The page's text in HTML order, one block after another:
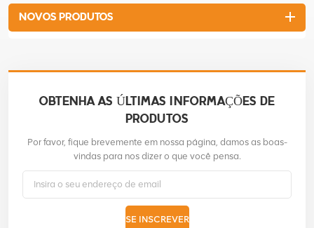
NOVOS PRODUTOS
OBTENHA AS ÚLTIMAS INFORMAÇÕES DE
PRODUTOS
Por favor, fique brevemente em nossa página, damos as boas-
vindas para nos dizer o que você pensa.
SE INSCREVER